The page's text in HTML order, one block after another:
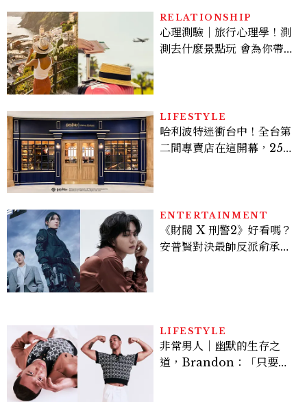
RELATIONSHIP
心理測驗｜旅行心理學！測
測去什麼景點玩 會為你帶來
LIFESTYLE
哈利波特迷衝台中！全台第
二間專賣店在這開幕，25週
ENTERTAINMENT
《財閥 X 刑警2》好看嗎？
安普賢對決最帥反派俞承
LIFESTYLE
非常男人｜幽默的生存之
道，Brandon：「只要能